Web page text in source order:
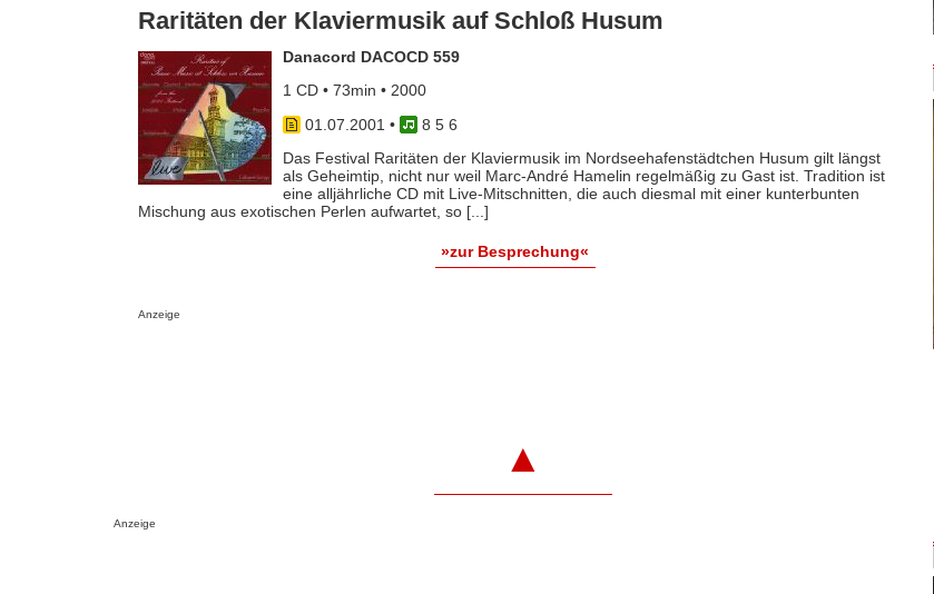
Raritäten der Klaviermusik auf Schloß Husum
Danacord DACOCD 559
1 CD • 73min • 2000
01.07.2001 •
8 5 6
Das Festival Raritäten der Klaviermusik im Nordseehafenstädtchen Husum gilt längst
als Geheimtip, nicht nur weil Marc-André Hamelin regelmäßig zu Gast ist. Tradition ist
eine alljährliche CD mit Live-Mitschnitten, die auch diesmal mit einer kunterbunten
Mischung aus exotischen Perlen aufwartet, so [...]
»zur Besprechung«
Anzeige
▲
Anzeige